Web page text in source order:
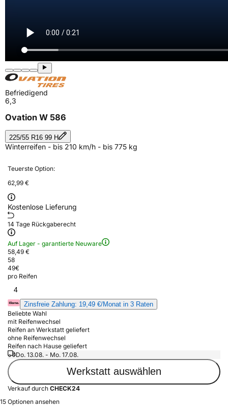
Befriedigend
6,3
Ovation W 586
225/55 R16 99 H
Winterreifen - bis 210 km/h - bis 775 kg
Teuerste Option:
62,99 €
Kostenlose Lieferung
14 Tage Rückgaberecht
Auf Lager - garantierte Neuware
58,49 €
58
49€
pro Reifen
4
Zinsfreie Zahlung: 19,49 €/Monat in 3 Raten
Beliebte Wahl
mit Reifenwechsel
Reifen an Werkstatt geliefert
ohne Reifenwechsel
Reifen nach Hause geliefert
Do. 13.08. - Mo. 17.08.
Werkstatt auswählen
Verkauf durch CHECK24
15 Optionen ansehen